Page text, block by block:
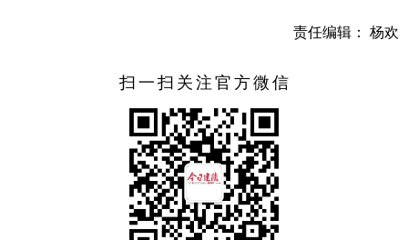
的河道两侧，细心搜寻每一个可能被垃圾堵塞的角落。她们
有的徒手清理河岸杂草丛中的废弃物；还有的用扫把清理堆
积的淤泥和枯枝。“河道畅通了，汛期才不会积水，我们出行
也更加安全。”村民张大姐边清理边说。尽管天气闷热潮湿，
衣襟，但她们也毫无怨言，手中的动作始终不
停。经过数小时奋战，原本堆积着不少垃圾的河道变得干净
责任编辑： 杨欢
扫一扫关注官方微信